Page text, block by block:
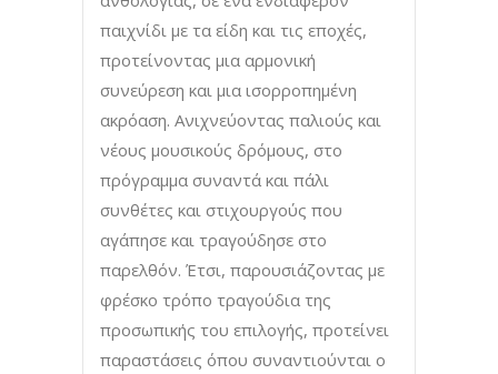
παιχνίδι με τα είδη και τις εποχές,
προτείνοντας μια αρμονική
συνεύρεση και μια ισορροπημένη
ακρόαση. Ανιχνεύοντας παλιούς και
νέους μουσικούς δρόμους, στο
πρόγραμμα συναντά και πάλι
συνθέτες και στιχουργούς που
αγάπησε και τραγούδησε στο
παρελθόν. Έτσι, παρουσιάζοντας με
φρέσκο τρόπο τραγούδια της
προσωπικής του επιλογής, προτείνει
παραστάσεις όπου συναντιούνται ο